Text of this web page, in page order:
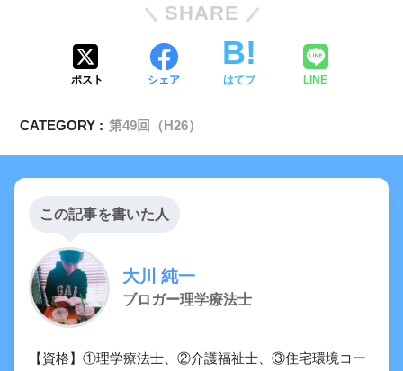
SHARE
ポスト シェア はてブ LINE
CATEGORY : 第49回（H26）
この記事を書いた人
大川 純一
ブロガー理学療法士
【資格】①理学療法士、②介護福祉士、③住宅環境コー